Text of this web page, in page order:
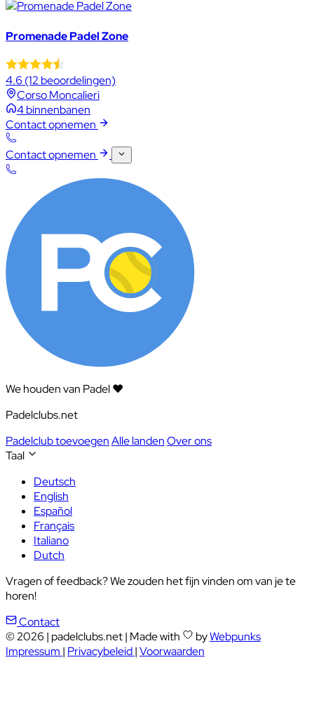
Promenade Padel Zone
4.6 (12 beoordelingen)
Corso Moncalieri
4 binnenbanen
Contact opnemen
Contact opnemen
We houden van Padel ❤️
Padelclubs.net
Padelclub toevoegenAlle landenOver ons
Taal
Deutsch
English
Español
Français
Italiano
Dutch
Vragen of feedback? We zouden het fijn vinden om van je te
horen!
Contact
© 2026 | padelclubs.net| Made with byWebpunks
Impressum | Privacybeleid|Voorwaarden